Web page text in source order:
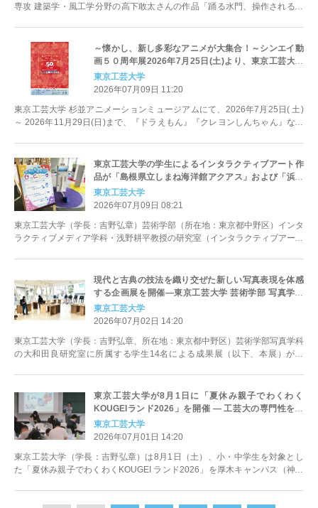
専攻 建築学・風工学分野の高下敢太さんの作品「踊る水門、操作される境
～懐かし、新し多彩なアニメが大集合！～シンエイ動
画５０周年展2026年7月25日(土)より、東京工芸大学
杉並アニメーションミュージアムにて開催
東京工芸大学
2026年07月09日 11:20
東京工芸大学 杉並アニメーションミュージアムにて、2026年7月25日( 土)
～ 2026年11月29日(日)まで、『ドラえもん』『クレヨンしんちゃん』など
東京工芸大学の学生によるインタラクティブアート作
品が「島根県立しまね海洋館アクアス」および「浜田
市世界こども美術館」で展示中 ― 企画展はいずれも9
月27日まで開催
東京工芸大学
2026年07月09日 08:21
東京工芸大学（学長：吉野弘章）芸術学部（所在地：東京都中野区）インタ
ラクティブメディア学科・浅野耕平教授の研究室（インタラクティブアート
現代と古典の技法を織り交ぜた新しい写真表現を体感
する企画展を開催―東京工芸大学 芸術学部 写真学科
―
東京工芸大学
2026年07月02日 14:20
東京工芸大学（学長：吉野弘章、所在地：東京都中野区）芸術学部写真学科
の大和田良研究室に所属する学生14名による成果展（以下、本展）が、
東京工芸大学が8月1日に「夏休み親子でわくわく
KOUGEIランド2026」を開催 ― 工芸大の専門性を生
かした実験やワークショップで学ぶ「工学」のおもし
ろさ―
東京工芸大学
2026年07月01日 14:20
東京工芸大学（学長：吉野弘章）は8月1日（土）、小・中学生を対象とし
た「夏休み親子でわくわくKOUGEI ランド2026」を厚木キャンパス（神奈